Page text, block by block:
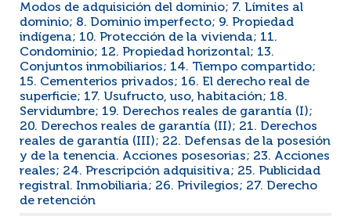
Modos de adquisición del dominio; 7. Límites al
dominio; 8. Dominio imperfecto; 9. Propiedad
indígena; 10. Protección de la vivienda; 11.
Condominio; 12. Propiedad horizontal; 13.
Conjuntos inmobiliarios; 14. Tiempo compartido;
15. Cementerios privados; 16. El derecho real de
superficie; 17. Usufructo, uso, habitación; 18.
Servidumbre; 19. Derechos reales de garantía (I);
20. Derechos reales de garantía (II); 21. Derechos
reales de garantía (III); 22. Defensas de la posesión
y de la tenencia. Acciones posesorias; 23. Acciones
reales; 24. Prescripción adquisitiva; 25. Publicidad
registral. Inmobiliaria; 26. Privilegios; 27. Derecho
de retención